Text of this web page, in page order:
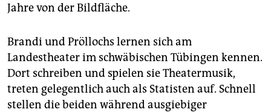
Jahre von der Bildfläche.
Brandi und Pröllochs lernen sich am
Landestheater im schwäbischen Tübingen kennen.
Dort schreiben und spielen sie Theatermusik,
treten gelegentlich auch als Statisten auf. Schnell
stellen die beiden während ausgiebiger